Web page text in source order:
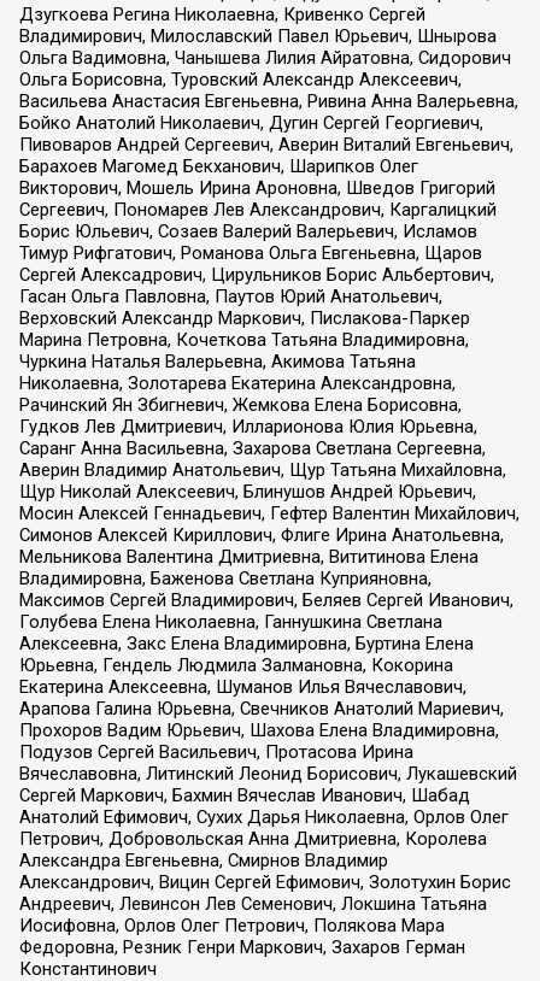
Дзугкоева Регина Николаевна, Кривенко Сергей
Владимирович, Милославский Павел Юрьевич, Шнырова
Ольга Вадимовна, Чанышева Лилия Айратовна, Сидорович
Ольга Борисовна, Туровский Александр Алексеевич,
Васильева Анастасия Евгеньевна, Ривина Анна Валерьевна,
Бойко Анатолий Николаевич, Дугин Сергей Георгиевич,
Пивоваров Андрей Сергеевич, Аверин Виталий Евгеньевич,
Барахоев Магомед Бекханович, Шарипков Олег
Викторович, Мошель Ирина Ароновна, Шведов Григорий
Сергеевич, Пономарев Лев Александрович, Каргалицкий
Борис Юльевич, Созаев Валерий Валерьевич, Исламов
Тимур Рифгатович, Романова Ольга Евгеньевна, Щаров
Сергей Алексадрович, Цирульников Борис Альбертович,
Гасан Ольга Павловна, Паутов Юрий Анатольевич,
Верховский Александр Маркович, Пислакова-Паркер
Марина Петровна, Кочеткова Татьяна Владимировна,
Чуркина Наталья Валерьевна, Акимова Татьяна
Николаевна, Золотарева Екатерина Александровна,
Рачинский Ян Збигневич, Жемкова Елена Борисовна,
Гудков Лев Дмитриевич, Илларионова Юлия Юрьевна,
Саранг Анна Васильевна, Захарова Светлана Сергеевна,
Аверин Владимир Анатольевич, Щур Татьяна Михайловна,
Щур Николай Алексеевич, Блинушов Андрей Юрьевич,
Мосин Алексей Геннадьевич, Гефтер Валентин Михайлович,
Симонов Алексей Кириллович, Флиге Ирина Анатольевна,
Мельникова Валентина Дмитриевна, Вититинова Елена
Владимировна, Баженова Светлана Куприяновна,
Максимов Сергей Владимирович, Беляев Сергей Иванович,
Голубева Елена Николаевна, Ганнушкина Светлана
Алексеевна, Закс Елена Владимировна, Буртина Елена
Юрьевна, Гендель Людмила Залмановна, Кокорина
Екатерина Алексеевна, Шуманов Илья Вячеславович,
Арапова Галина Юрьевна, Свечников Анатолий Мариевич,
Прохоров Вадим Юрьевич, Шахова Елена Владимировна,
Подузов Сергей Васильевич, Протасова Ирина
Вячеславовна, Литинский Леонид Борисович, Лукашевский
Сергей Маркович, Бахмин Вячеслав Иванович, Шабад
Анатолий Ефимович, Сухих Дарья Николаевна, Орлов Олег
Петрович, Добровольская Анна Дмитриевна, Королева
Александра Евгеньевна, Смирнов Владимир
Александрович, Вицин Сергей Ефимович, Золотухин Борис
Андреевич, Левинсон Лев Семенович, Локшина Татьяна
Иосифовна, Орлов Олег Петрович, Полякова Мара
Федоровна, Резник Генри Маркович, Захаров Герман
Константинович